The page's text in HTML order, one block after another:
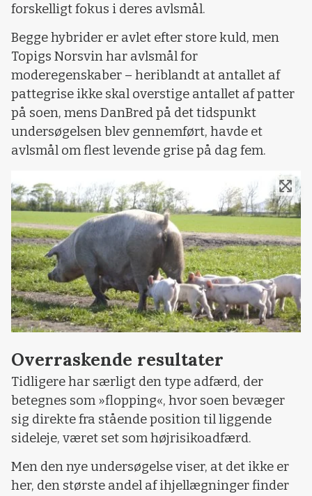
forskelligt fokus i deres avlsmål.
Begge hybrider er avlet efter store kuld, men
Topigs Norsvin har avlsmål for
moderegenskaber – heriblandt at antallet af
pattegrise ikke skal overstige antallet af patter
på soen, mens DanBred på det tidspunkt
undersøgelsen blev gennemført, havde et
avlsmål om flest levende grise på dag fem.
Overraskende resultater
Tidligere har særligt den type adfærd, der
betegnes som »flopping«, hvor soen bevæger
sig direkte fra stående position til liggende
sideleje, været set som højrisikoadfærd.
Men den nye undersøgelse viser, at det ikke er
her, den største andel af ihjellægninger finder